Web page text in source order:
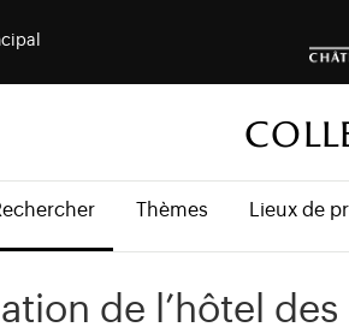
Thèmes Lieux de
de l’hôtel